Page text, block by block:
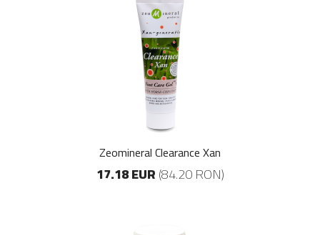
Zeomineral Clearance Xan
17.18 EUR(84.20 RON)